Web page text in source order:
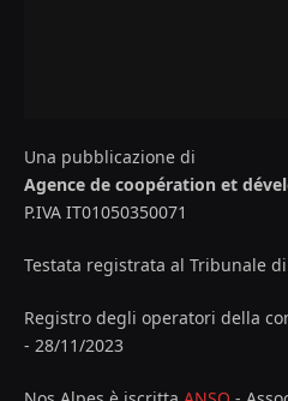
Una pubblicazione di
Agence de coopération et
P.IVA IT01050350071
Testata registrata al Tribunale
Registro degli operatori della
- 28/11/2023